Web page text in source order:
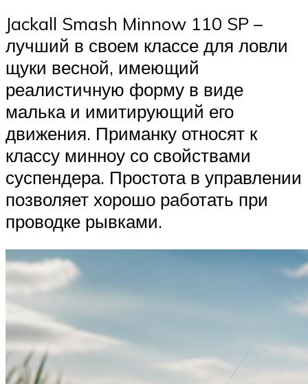
Jackall Smash Minnow 110 SP –
лучший в своем классе для ловли
щуки весной, имеющий
реалистичную форму в виде
малька и имитирующий его
движения. Приманку относят к
классу минноу со свойствами
суспендера. Простота в управлении
позволяет хорошо работать при
проводке рывками.